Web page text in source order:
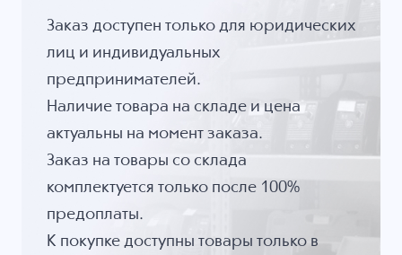
Заказ доступен только для юридических
лиц и индивидуальных
предпринимателей.
Наличие товара на складе и цена
актуальны на момент заказа.
Заказ на товары со склада
комплектуется только после 100%
предоплаты.
К покупке доступны товары только в